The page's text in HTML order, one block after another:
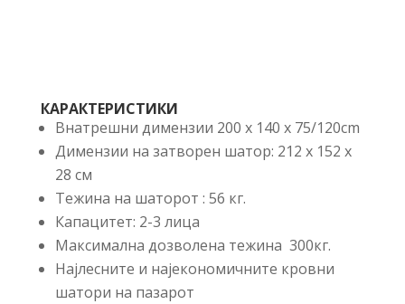
КАРАКТЕРИСТИКИ
Внатрешни димензии 200 x 140 x 75/120cm
Димензии на затворен шатор: 212 х 152 х
28 см
Тежина на шаторот : 56 кг.
Капацитет: 2-3 лица
Максимална дозволена тежина 300кг.
Најлесните и најекономичните кровни
шатори на пазарот